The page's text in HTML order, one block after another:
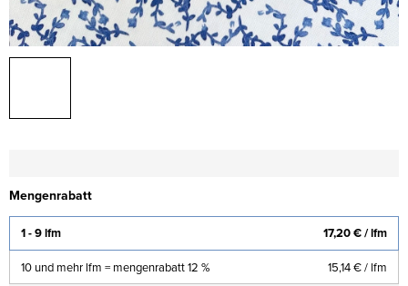
Mengenrabatt
1 - 9 lfm 17,20 €/ lfm
10 und mehr lfm = mengenrabatt 12 % 15,14 €/ lfm